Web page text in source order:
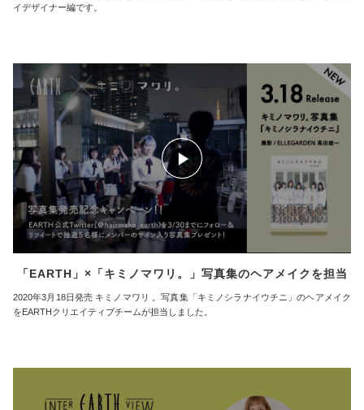
イデザイナー編です。
「EARTH」×「キミノマワリ。」写真集のヘアメイクを担当
2020年3月18日発売 キミノマワリ 。写真集「キミノシラナイウチニ」のヘアメイク
をEARTHクリエイティブチームが担当しました。